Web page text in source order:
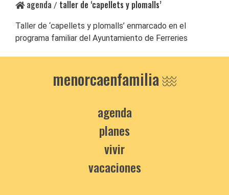
agenda / taller de ‘capellets y plomalls’
Taller de ‘capellets y plomalls’ enmarcado en el
programa familiar del Ayuntamiento de Ferreries
menorcaenfamilia
agenda
planes
vivir
vacaciones